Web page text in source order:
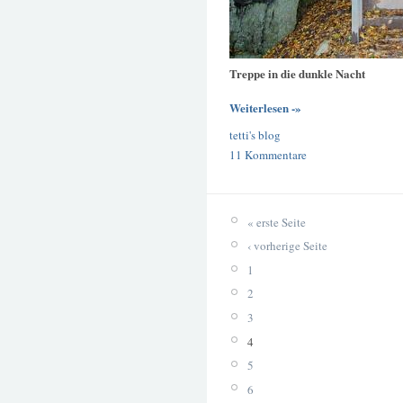
Treppe in die dunkle Nacht
Weiterlesen -»
tetti's blog
11 Kommentare
« erste Seite
‹ vorherige Seite
1
2
3
4
5
6